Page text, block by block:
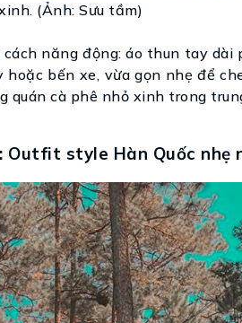
(Ảnh: Sưu tầm)
năng động: áo thun tay dài
bến xe, vừa gọn nhẹ để
quán cà phê nhỏ xinh trong
style Hàn Quốc nhẹ